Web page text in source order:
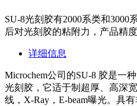
SU-8光刻胶有2000系类和3000
后对光刻胶的粘附力，产品精
详细信息
Microchem公司的SU-8 胶是一
光刻胶，它适于制超厚、高深
线，X-Ray，E-beam曝光。具